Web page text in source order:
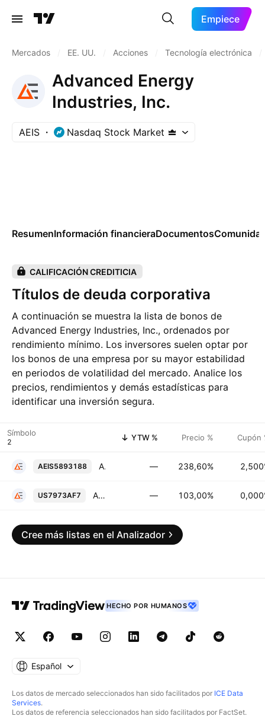
Empiece
Mercados EE. UU. Acciones Tecnología electrónica
Advanced Energy
Industries, Inc.
AEIS Nasdaq Stock Market
ResumenInformación financieraDocumentos
CALIFICACIÓN CREDITICIA
Títulos de deuda corporativa
A continuación se muestra la lista de bonos de
Advanced Energy Industries, Inc., ordenados por
rendimiento mínimo. Los inversores suelen optar por
los bonos de una empresa por su mayor estabilidad
en periodos de volatilidad del mercado. Analice los
precios, rendimientos y demás estadísticas para
identificar una inversión segura.
Símbolo YTW % Precio % Cupón
AEIS5893188 Advanced Energy Industries, Inc. 2.5% 15-SEP-2028 — 238,60%
US7973AF7 Advanced Energy Industries, Inc. 0.0% 15-MAY-2031 — 103,00%
Cree más listas en el Analizador
HECHO POR HUMANOS
Español
Los datos de mercado seleccionados han sido facilitados por ICE Data
Services.
Los datos de referencia seleccionados han sido facilitados por FactSet.